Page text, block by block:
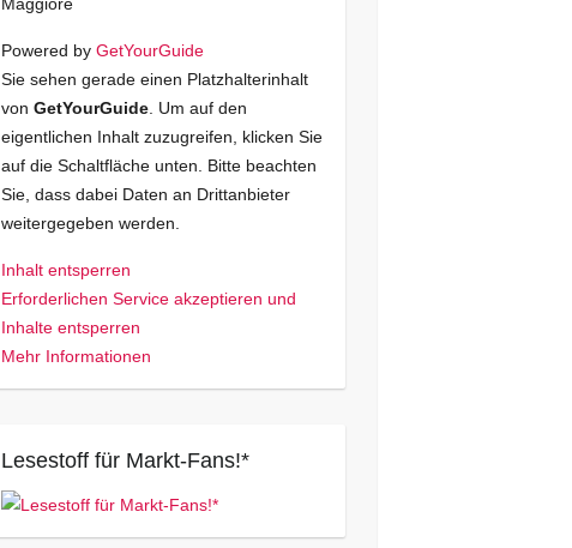
Powered by GetYourGuide
Sie sehen gerade einen Platzhalterinhalt
von GetYourGuide. Um auf den
eigentlichen Inhalt zuzugreifen, klicken Sie
auf die Schaltfläche unten. Bitte beachten
Sie, dass dabei Daten an Drittanbieter
weitergegeben werden.
Inhalt entsperren
Erforderlichen Service akzeptieren und
Inhalte entsperren
Mehr Informationen
Lesestoff für Markt-Fans!*